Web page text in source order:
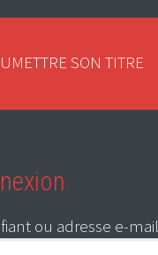
SON TITRE
ou adresse e-mail